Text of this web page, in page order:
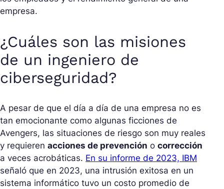
empresa.
¿Cuáles son las misiones
de un ingeniero de
ciberseguridad?
A pesar de que el día a día de una empresa no es
tan emocionante como algunas ficciones de
Avengers, las situaciones de riesgo son muy reales
y requieren acciones de prevención o corrección
a veces acrobáticas. En su informe de 2023, IBM
señaló que en 2023, una intrusión exitosa en un
sistema informático tuvo un costo promedio de